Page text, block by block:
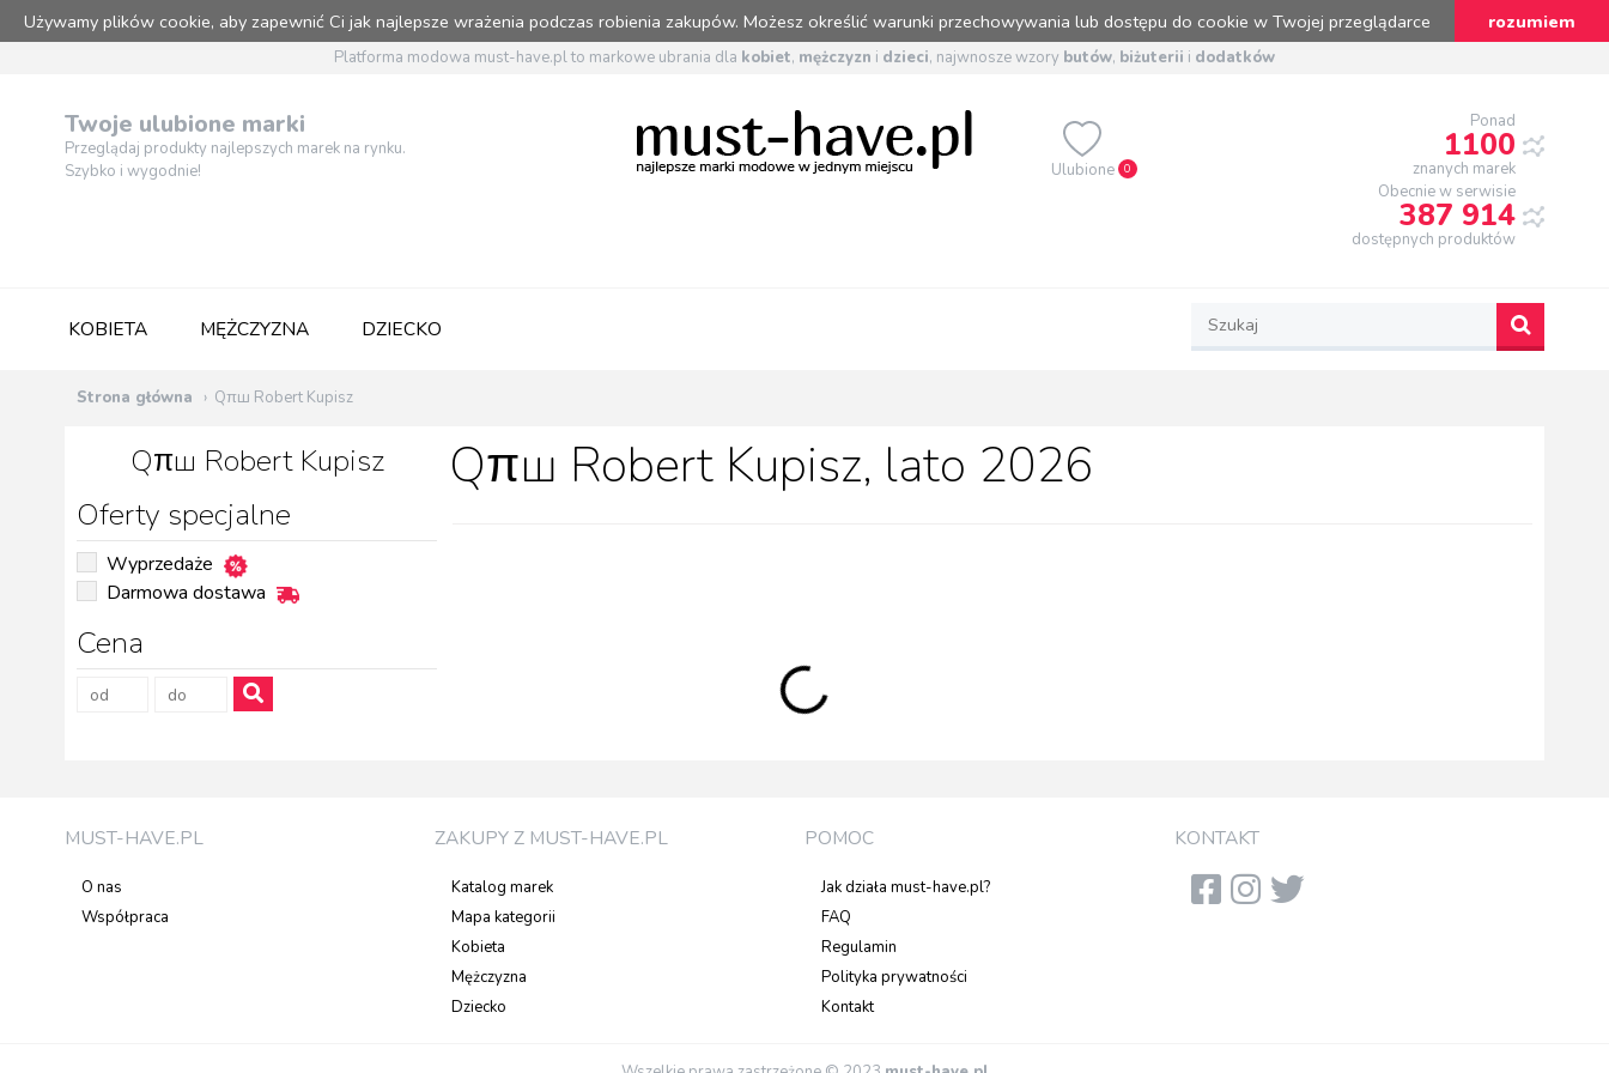
Używamy plików cookie, aby zapewnić Ci jak najlepsze wrażenia podczas robienia zakupów. Możesz określić warunki przechowywania lub dostępu do cookie w Twojej przeglądarce rozumiem
Platforma modowa must-have.pl to markowe ubrania dla kobiet, mężczyzn i dzieci, najwnosze wzory butów, biżuterii i dodatków
Twoje ulubione marki
Przeglądaj produkty najlepszych marek na rynku.
Szybko i wygodnie!
Ulubione 0
Ponad
1100
znanych marek
Obecnie w serwisie
387 914
dostępnych produktów
KOBIETA MĘŻCZYZNA DZIECKO
Strona główna Qπш Robert Kupisz
Qπш Robert Kupisz
Oferty specjalne
Wyprzedaże
Darmowa dostawa
Cena
Qπш Robert Kupisz, lato 2026
MUST-HAVE.PL
O nas
Współpraca
ZAKUPY Z MUST-HAVE.PL
Katalog marek
Mapa kategorii
Kobieta
Mężczyzna
Dziecko
POMOC
Jak działa must-have.pl?
FAQ
Regulamin
Polityka prywatności
Kontakt
KONTAKT